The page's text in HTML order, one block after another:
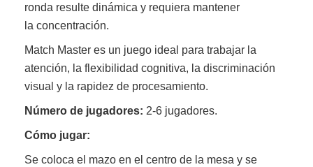
ronda resulte dinámica y requiera mantener
la concentración.
Match Master es un juego ideal para trabajar la
atención, la flexibilidad cognitiva, la discriminación
visual y la rapidez de procesamiento.
Número de jugadores: 2-6 jugadores.
Cómo jugar:
Se coloca el mazo en el centro de la mesa y se